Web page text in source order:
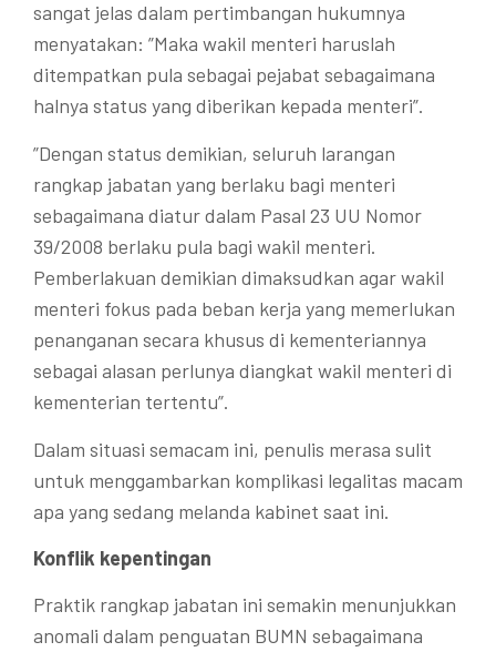
sangat jelas dalam pertimbangan hukumnya
menyatakan: ”Maka wakil menteri haruslah
ditempatkan pula sebagai pejabat sebagaimana
halnya status yang diberikan kepada menteri”.
”Dengan status demikian, seluruh larangan
rangkap jabatan yang berlaku bagi menteri
sebagaimana diatur dalam Pasal 23 UU Nomor
39/2008 berlaku pula bagi wakil menteri.
Pemberlakuan demikian dimaksudkan agar wakil
menteri fokus pada beban kerja yang memerlukan
penanganan secara khusus di kementeriannya
sebagai alasan perlunya diangkat wakil menteri di
kementerian tertentu”.
Dalam situasi semacam ini, penulis merasa sulit
untuk menggambarkan komplikasi legalitas macam
apa yang sedang melanda kabinet saat ini.
Konflik kepentingan
Praktik rangkap jabatan ini semakin menunjukkan
anomali dalam penguatan BUMN sebagaimana